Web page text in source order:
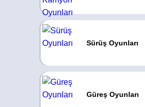
Sürüş Oyunları
Güreş Oyunları